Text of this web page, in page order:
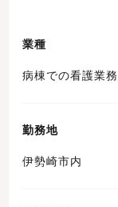
業種
病棟での看護業務
勤務地
伊勢崎市内